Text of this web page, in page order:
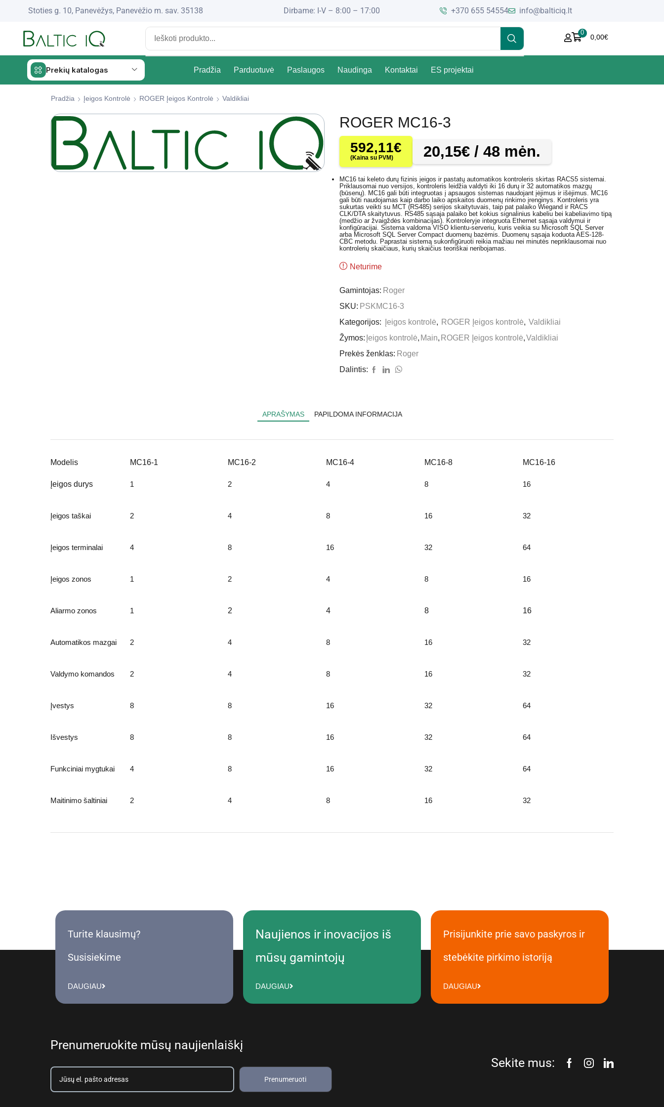
Stoties g. 10, Panevėžys, Panevėžio m. sav. 35138 Dirbame: I-V – 8:00 – 17:00 +370 655 54554 info@balticiq.lt
0
0,00€
Prekių katalogas Pradžia Parduotuvė Paslaugos Naudinga Kontaktai ES projektai
Pradžia Įeigos Kontrolė ROGER Įeigos Kontrolė Valdikliai
ROGER MC16-3
592,11€
(Kaina su PVM) 20,15€ / 48 mėn.
MC16 tai keleto durų fizinis įeigos ir pastatų automatikos kontroleris skirtas RACS5 sistemai.
Priklausomai nuo versijos, kontroleris leidžia valdyti iki 16 durų ir 32 automatikos mazgų
(būsenų). MC16 gali būti integruotas į apsaugos sistemas naudojant įėjimus ir išėjimus. MC16
gali būti naudojamas kaip darbo laiko apskaitos duomenų rinkimo įrenginys. Kontroleris yra
sukurtas veikti su MCT (RS485) serijos skaitytuvais, taip pat palaiko Wiegand ir RACS
CLK/DTA skaitytuvus. RS485 sąsaja palaiko bet kokius signalinius kabeliu bei kabeliavimo tipą
(medžio ar žvaigždės kombinacijas). Kontroleryje integruota Ethernet sąsaja valdymui ir
konfigūracijai. Sistema valdoma VISO klientu-serveriu, kuris veikia su Microsoft SQL Server
arba Microsoft SQL Server Compact duomenų bazėmis. Duomenų sąsaja koduota AES-128-
CBC metodu. Paprastai sistemą sukonfigūruoti reikia mažiau nei minutės nepriklausomai nuo
kontrolerių skaičiaus, kurių skaičius teoriškai neribojamas.
Neturime
Gamintojas: Roger
SKU: PSKMC16-3
Kategorijos:
Įeigos kontrolė, ROGER Įeigos kontrolė, Valdikliai
Žymos: Įeigos kontrolė, Main, ROGER Įeigos kontrolė,Valdikliai
Prekės ženklas: Roger
Dalintis:
APRAŠYMAS PAPILDOMA INFORMACIJA
Modelis MC16-1 MC16-2 MC16-4 MC16-8 MC16-16
Įeigos durys 1 2 4 8 16
Įeigos taškai 2 4 8 16 32
Įeigos terminalai 4 8 16 32 64
Įeigos zonos 1 2 4 8 16
Aliarmo zonos 1 2 4 8 16
Automatikos mazgai 2 4 8 16 32
Valdymo komandos 2 4 8 16 32
Įvestys 8 8 16 32 64
Išvestys 8 8 16 32 64
Funkciniai mygtukai 4 8 16 32 64
Maitinimo šaltiniai 2 4 8 16 32
Turite klausimų?
Susisiekime
DAUGIAU
Naujienos ir inovacijos iš
mūsų gamintojų
DAUGIAU
Prisijunkite prie savo paskyros ir
stebėkite pirkimo istoriją
DAUGIAU
Prenumeruokite mūsų naujienlaiškį
Prenumeruoti
Sekite mus: